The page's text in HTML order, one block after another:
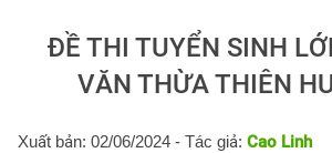
ĐỀ THI TUYỂN SINH
VĂN THỪA THIÊN
Xuất bản: 02/06/2024 - Tác giả: Cao Linh